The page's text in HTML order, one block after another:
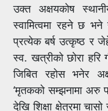
उक्त अक्षयकोष
स्वामित्वमा रहने छ
प्रत्येक बर्ष उत्कृष्ठ र
स्व. खत्रीको छोरा हरि
जिबित रहोस भनेर
‘मृतकको सम्झनामा अरु
देखि शिक्षा क्षेत्रमा